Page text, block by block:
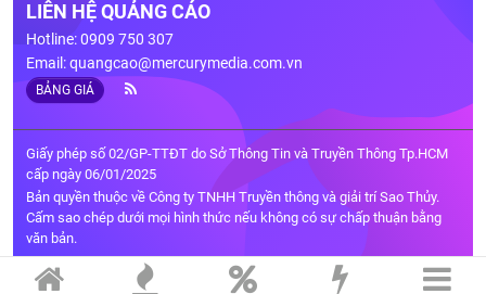
LIÊN HỆ QUẢNG CÁO
Hotline: 0909 750 307
Email:quangcao@mercurymedia.com.vn
BẢNG GIÁ
Giấy phép số 02/GP-TTĐT do Sở Thông Tin và Truyền Thông Tp.HCM
cấp ngày 06/01/2025
Bản quyền thuộc về Công ty TNHH Truyền thông và giải trí Sao Thủy.
Cấm sao chép dưới mọi hình thức nếu không có sự chấp thuận bằng
văn bản.